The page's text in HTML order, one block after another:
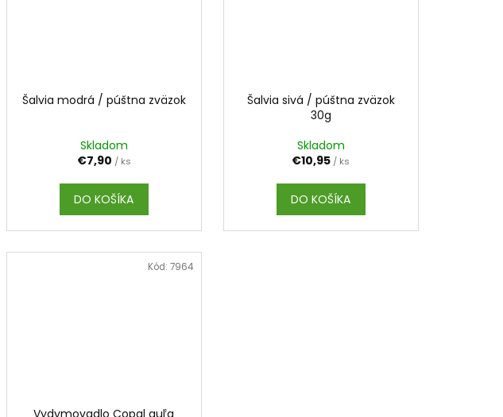
Šalvia modrá / púštna zväzok
Skladom
€7,90 / ks
DO KOŠÍKA
Šalvia sivá / púštna zväzok
30g
Skladom
€10,95 / ks
DO KOŠÍKA
Vydymovadlo Copal guľa
Kód: 7964